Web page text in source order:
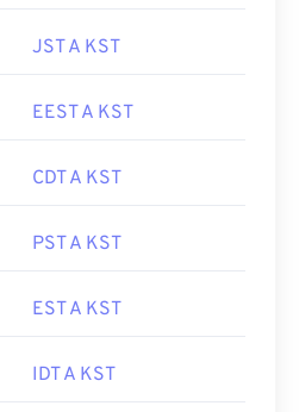
JST A KST
EEST A KST
CDT A KST
PST A KST
EST A KST
IDT A KST